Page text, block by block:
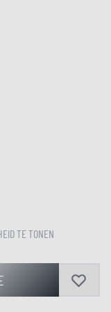
TE TONEN